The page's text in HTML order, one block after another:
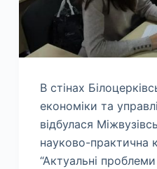
В стінах
економіки та
відбулася
науково-практична
“Актуальні проблеми